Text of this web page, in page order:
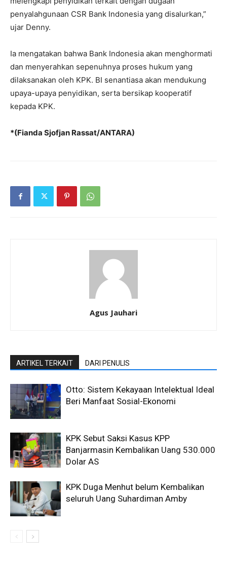
penyalahgunaan CSR Bank Indonesia yang disalurkan,”
ujar Denny.
Ia mengatakan bahwa Bank Indonesia akan menghormati
dan menyerahkan sepenuhnya proses hukum yang
dilaksanakan oleh KPK. BI senantiasa akan mendukung
upaya-upaya penyidikan, serta bersikap kooperatif
kepada KPK.
*(Fianda Sjofjan Rassat/ANTARA)
Agus Jauhari
ARTIKEL TERKAIT DARI PENULIS
Otto: Sistem Kekayaan Intelektual Ideal
Beri Manfaat Sosial-Ekonomi
KPK Sebut Saksi Kasus KPP
Banjarmasin Kembalikan Uang 530.000
Dolar AS
KPK Duga Menhut belum Kembalikan
seluruh Uang Suhardiman Amby